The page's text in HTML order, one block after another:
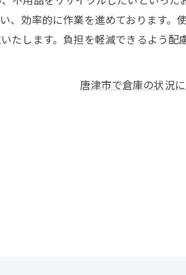
、効率的に作業を進めております。
たします。負担を軽減できるよう配
唐津市で倉庫の状況